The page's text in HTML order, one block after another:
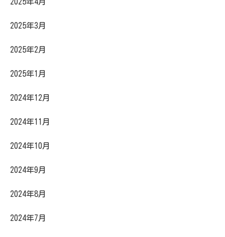
2025年3月
2025年2月
2025年1月
2024年12月
2024年11月
2024年10月
2024年9月
2024年8月
2024年7月